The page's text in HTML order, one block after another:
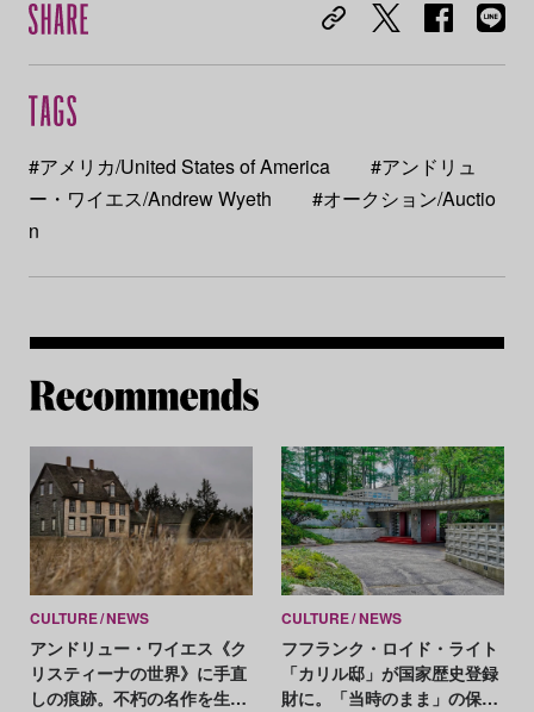
#アメリカ/United States of America
#アンドリュ
ー・ワイエス/Andrew Wyeth
#オークション/Auctio
n
CULTURE NEWS
アンドリュー・ワイエス《ク
リスティーナの世界》に手直
しの痕跡。不朽の名作を生ん
CULTURE NEWS
フフランク・ロイド・ライト
「カリル邸」が国家歴史登録
財に。「当時のまま」の保存